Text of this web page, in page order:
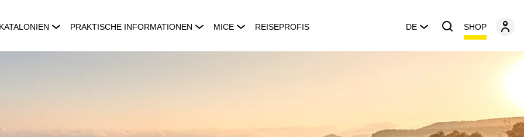
PRAKTISCHE INFORMATIONEN MICE REISEPROFIS DE SHOP